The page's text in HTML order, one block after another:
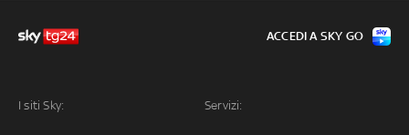
I siti Sky: Servizi:
ACCEDI A SKY GO